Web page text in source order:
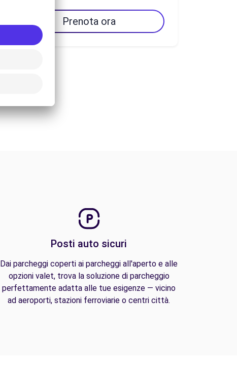
Prenota ora
Posti auto sicuri
Dai parcheggi coperti ai parcheggi all'aperto e alle
opzioni valet, trova la soluzione di parcheggio
perfettamente adatta alle tue esigenze — vicino
ad aeroporti, stazioni ferroviarie o centri città.